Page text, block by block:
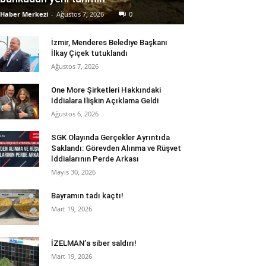
Haber Merkezi - Ağustos 7, 2026 0
İzmir, Menderes Belediye Başkanı
İlkay Çiçek tutuklandı
Ağustos 7, 2026
One More Şirketleri Hakkındaki
İddialara İlişkin Açıklama Geldi
Ağustos 6, 2026
SGK Olayında Gerçekler Ayrıntıda
Saklandı: Görevden Alınma ve Rüşvet
İddialarının Perde Arkası
Mayıs 30, 2026
Bayramın tadı kaçtı!
Mart 19, 2026
İZELMAN’a siber saldırı!
Mart 19, 2026